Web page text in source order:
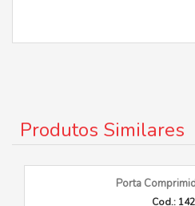
Produtos Similares
Porta
Cod.: